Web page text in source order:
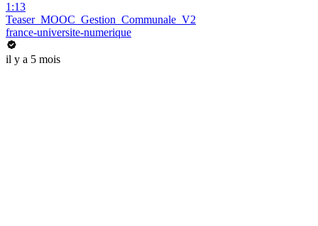
1:13
Teaser_MOOC_Gestion_Communale_V2
france-universite-numerique
il y a 5 mois